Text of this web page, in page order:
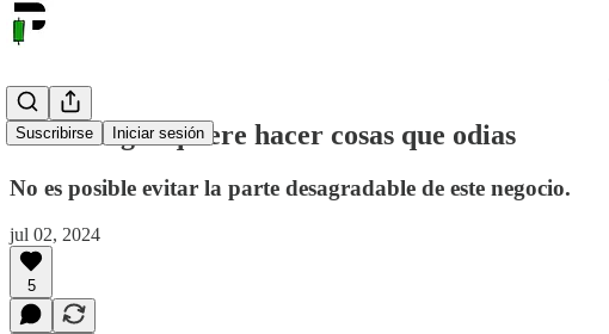
Suscribirse Iniciar sesión
El trading requiere hacer cosas que odias
No es posible evitar la parte desagradable de este negocio.
jul 02, 2024
5